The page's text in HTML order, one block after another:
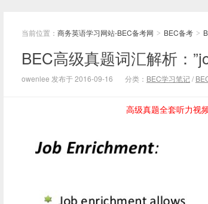
当前位置： 商务英语学习网站-BEC备考网 > BEC备考 >
BEC高级真题词汇解析：
owenlee 发布于 2016-09-16 分类： BEC学习笔记/
高级真题全套听力视